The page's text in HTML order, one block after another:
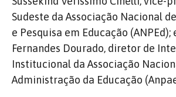
Sudeste da Associação Nacional
e Pesquisa em Educação (ANPEd);
Fernandes Dourado, diretor de
Institucional da Associação
Administração da Educação